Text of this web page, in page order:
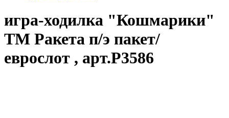
игра-ходилка "Кошмарики"
ТМ Ракета п/э пакет/
еврослот , арт.Р3586